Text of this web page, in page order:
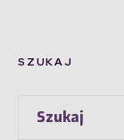
SZUKAJ